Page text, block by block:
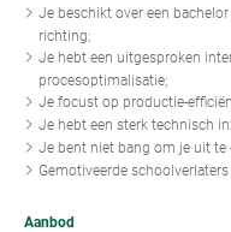
Je beschikt over een
richting;
Je hebt een uitgesproken
procesoptimalisatie;
Je focust op productie-
Je hebt een sterk technisch
Je bent niet bang om je uit te
Gemotiveerde
Aanbod